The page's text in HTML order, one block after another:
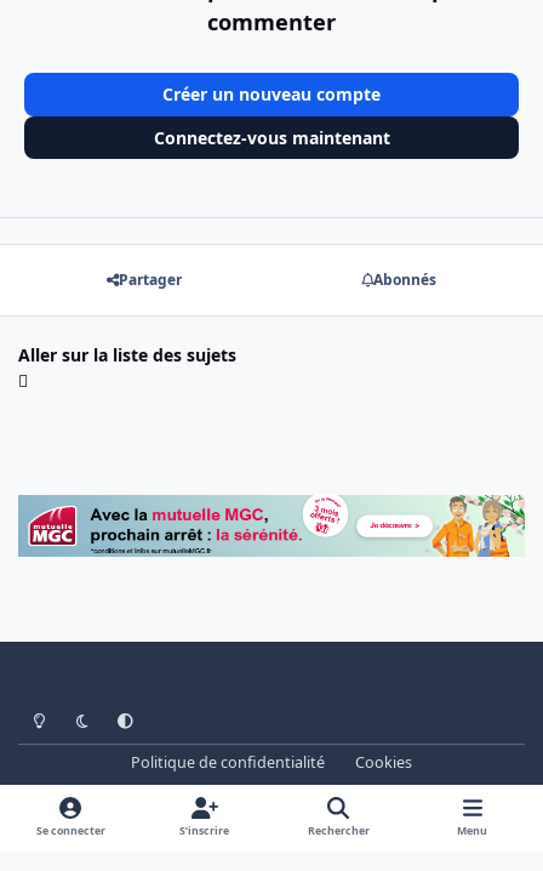
commenter
Créer un nouveau compte
Connectez-vous maintenant
Partager Abonnés
Aller sur la liste des sujets
Light ModeDark ModeSystem Preference
Politique de confidentialité
Cookies
www.cheminots.net - Forum Libre depuis 2003
Powered by
Invision Community
Se connecter S’inscrire Rechercher Menu